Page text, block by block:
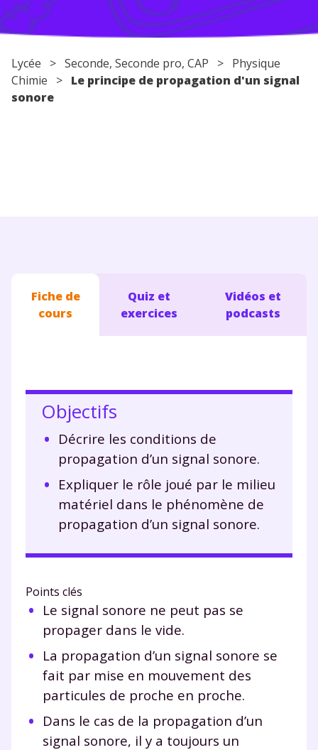
Conseils pour les parents
Lycée > Seconde, Seconde pro, CAP > Physique
Chimie > Le principe de propagation d'un signal
sonore
Fiche de
cours
Quiz et
exercices
Vidéos et
podcasts
Objectifs
Décrire les conditions de
propagation d’un signal sonore.
Expliquer le rôle joué par le milieu
matériel dans le phénomène de
propagation d’un signal sonore.
Points clés
Le signal sonore ne peut pas se
propager dans le vide.
La propagation d’un signal sonore se
fait par mise en mouvement des
particules de proche en proche.
Dans le cas de la propagation d’un
signal sonore, il y a toujours un